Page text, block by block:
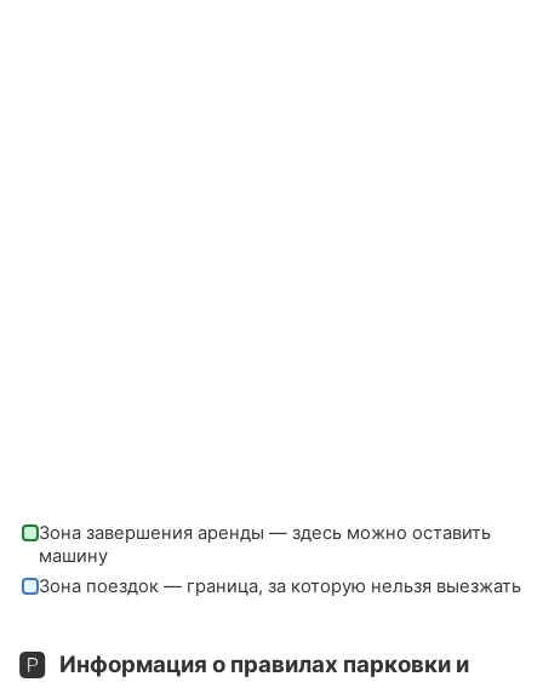
Зона завершения аренды — здесь можно оставить
машину
Зона поездок — граница, за которую нельзя выезжать
🅿️ Информация о правилах парковки и